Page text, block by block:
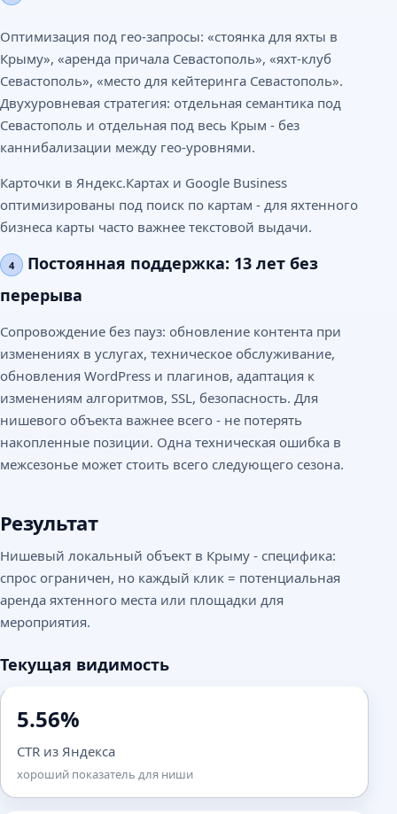
Оптимизация под гео-запросы: «стоянка для яхты в
Крыму», «аренда причала Севастополь», «яхт-клуб
Севастополь», «место для кейтеринга Севастополь».
Двухуровневая стратегия: отдельная семантика под
Севастополь и отдельная под весь Крым - без
каннибализации между гео-уровнями.
Карточки в Яндекс.Картах и Google Business
оптимизированы под поиск по картам - для яхтенного
бизнеса карты часто важнее текстовой выдачи.
4
Постоянная поддержка: 13 лет без
перерыва
Сопровождение без пауз: обновление контента при
изменениях в услугах, техническое обслуживание,
обновления WordPress и плагинов, адаптация к
изменениям алгоритмов, SSL, безопасность. Для
нишевого объекта важнее всего - не потерять
накопленные позиции. Одна техническая ошибка в
межсезонье может стоить всего следующего сезона.
Результат
Нишевый локальный объект в Крыму - специфика:
спрос ограничен, но каждый клик = потенциальная
аренда яхтенного места или площадки для
мероприятия.
Текущая видимость
5.56%
CTR из Яндекса
хороший показатель для ниши